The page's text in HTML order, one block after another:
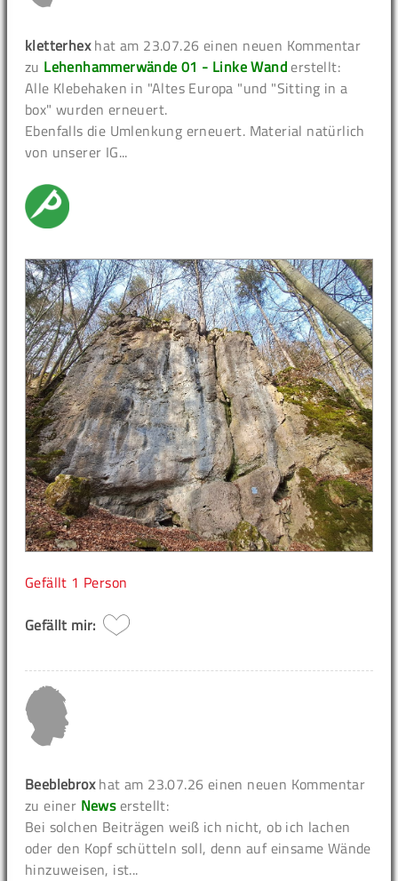
kletterhexhat am 23.07.26 einen neuen Kommentar
zu Lehenhammerwände 01 - Linke Wanderstellt:
Alle Klebehaken in "Altes Europa "und "Sitting in a
box" wurden erneuert.
Ebenfalls die Umlenkung erneuert. Material natürlich
von unserer IG...
Gefällt 1 Person
Gefällt mir:
Beeblebroxhat am 23.07.26 einen neuen Kommentar
zu einer Newserstellt:
Bei solchen Beiträgen weiß ich nicht, ob ich lachen
oder den Kopf schütteln soll, denn auf einsame Wände
hinzuweisen, ist...